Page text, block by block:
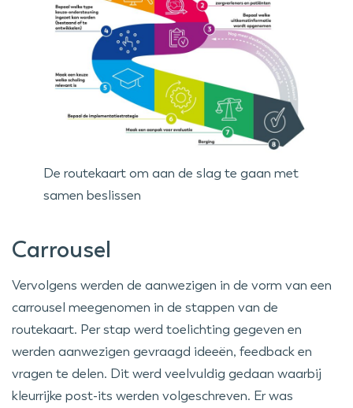
De routekaart om aan de slag te gaan met
samen beslissen
Carrousel
Vervolgens werden de aanwezigen in de vorm van een
carrousel meegenomen in de stappen van de
routekaart. Per stap werd toelichting gegeven en
werden aanwezigen gevraagd ideeën, feedback en
vragen te delen. Dit werd veelvuldig gedaan waarbij
kleurrijke post-its werden volgeschreven. Er was